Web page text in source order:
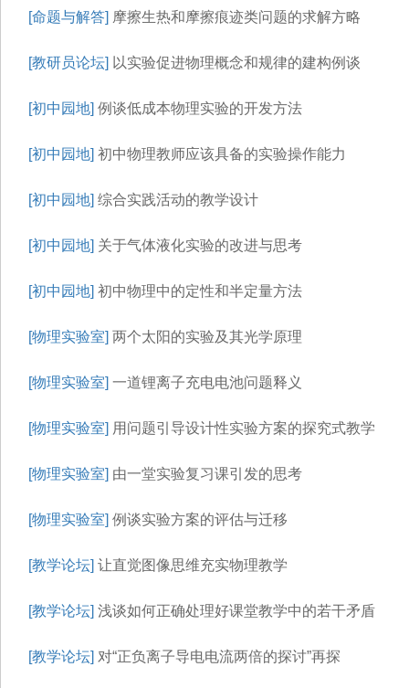
[命题与解答] 摩擦生热和摩擦痕迹类问题的求解方略
[教研员论坛] 以实验促进物理概念和规律的建构例谈
[初中园地] 例谈低成本物理实验的开发方法
[初中园地] 初中物理教师应该具备的实验操作能力
[初中园地] 综合实践活动的教学设计
[初中园地] 关于气体液化实验的改进与思考
[初中园地] 初中物理中的定性和半定量方法
[物理实验室] 两个太阳的实验及其光学原理
[物理实验室] 一道锂离子充电电池问题释义
[物理实验室] 用问题引导设计性实验方案的探究式教学
[物理实验室] 由一堂实验复习课引发的思考
[物理实验室] 例谈实验方案的评估与迁移
[教学论坛] 让直觉图像思维充实物理教学
[教学论坛] 浅谈如何正确处理好课堂教学中的若干矛盾
[教学论坛] 对“正负离子导电电流两倍的探讨”再探